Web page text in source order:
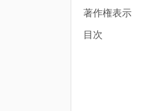
著作権表示
目次